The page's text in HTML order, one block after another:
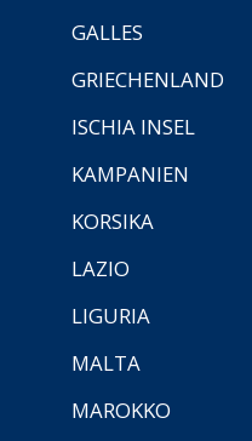
GALLES
GRIECHENLAND
ISCHIA INSEL
KAMPANIEN
KORSIKA
LAZIO
LIGURIA
MALTA
MAROKKO